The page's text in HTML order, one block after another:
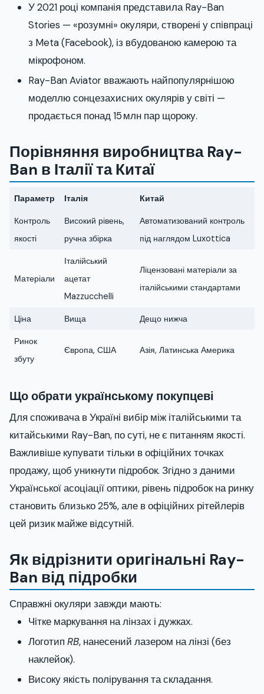
У 2021 році компанія представила Ray-Ban
Stories — «розумні» окуляри, створені у співпраці
з Meta (Facebook), із вбудованою камерою та
мікрофоном.
Ray-Ban Aviator вважають найпопулярнішою
моделлю сонцезахисних окулярів у світі —
продається понад 15 млн пар щороку.
Порівняння виробництва Ray-
Ban в Італії та Китаї
Параметр Італія Китай
Контроль
якості
Високий рівень,
ручна збірка
Автоматизований контроль
під наглядом Luxottica
Матеріали
Італійський
ацетат
Mazzucchelli
Ліцензовані матеріали за
італійськими стандартами
Ціна Вища Дещо нижча
Ринок
збуту
Європа, США Азія, Латинська Америка
Що обрати українському покупцеві
Для споживача в Україні вибір між італійськими та
китайськими Ray-Ban, по суті, не є питанням якості.
Важливіше купувати тільки в офіційних точках
продажу, щоб уникнути підробок. Згідно з даними
Української асоціації оптики, рівень підробок на ринку
становить близько 25%, але в офіційних рітейлерів
цей ризик майже відсутній.
Як відрізнити оригінальні Ray-
Ban від підробки
Справжні окуляри завжди мають:
Чітке маркування на лінзах і дужках.
Логотип RB, нанесений лазером на лінзі (без
наклейок).
Високу якість полірування та складання.